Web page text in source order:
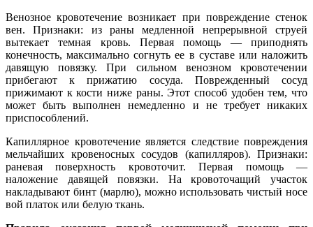
Венозное кровотечение возникает при повреждение стенок
вен. Признаки: из раны медленной непрерывной струей
вытекает темная кровь. Первая помощь — приподнять
конечность, максимально согнуть ее в суставе или наложить
давящую повязку. При сильном венозном кровотечении
прибегают к прижатию сосуда. Поврежденный сосуд
прижимают к кости ниже раны. Этот способ удобен тем, что
может быть выполнен немедленно и не требует никаких
приспособлений.
Капиллярное кровотечение является следствие повреждения
мельчайших кровеносных сосудов (капилляров). Признаки:
раневая поверхность кровоточит. Первая помощь —
наложение давящей повязки. На кровоточащий участок
накладывают бинт (марлю), можно использовать чистый носе
вой платок или белую ткань.